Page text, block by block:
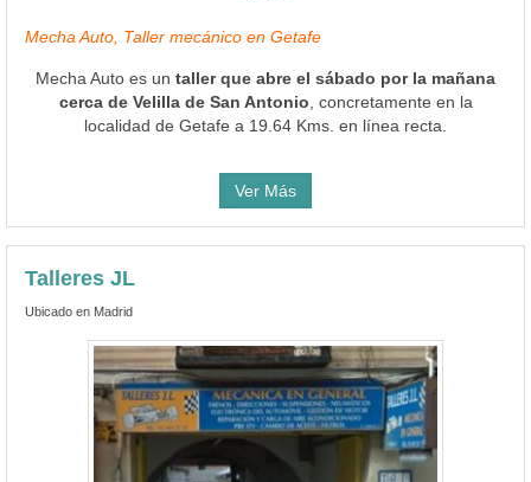
Mecha Auto, Taller mecánico en Getafe
Mecha Auto es un taller que abre el sábado por la mañana
cerca de Velilla de San Antonio , concretamente en la
localidad de Getafe a 19.64 Kms. en línea recta.
Ver Más
Talleres JL
Ubicado en Madrid